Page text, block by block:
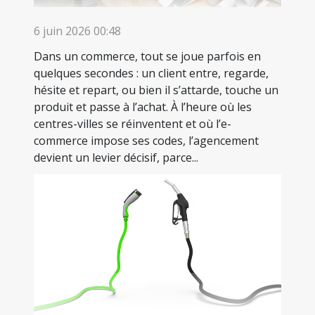
6 juin 2026 00:48
Dans un commerce, tout se joue parfois en
quelques secondes : un client entre, regarde,
hésite et repart, ou bien il s’attarde, touche un
produit et passe à l’achat. À l’heure où les
centres-villes se réinventent et où l’e-
commerce impose ses codes, l’agencement
devient un levier décisif, parce...